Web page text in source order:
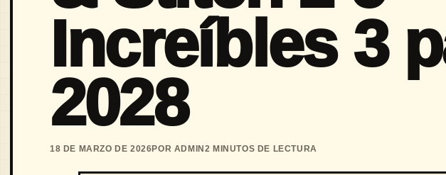
Increíbles 3
2028
18 DE MARZO DE 2026POR ADMIN 2 MINUTOS DE LECTURA